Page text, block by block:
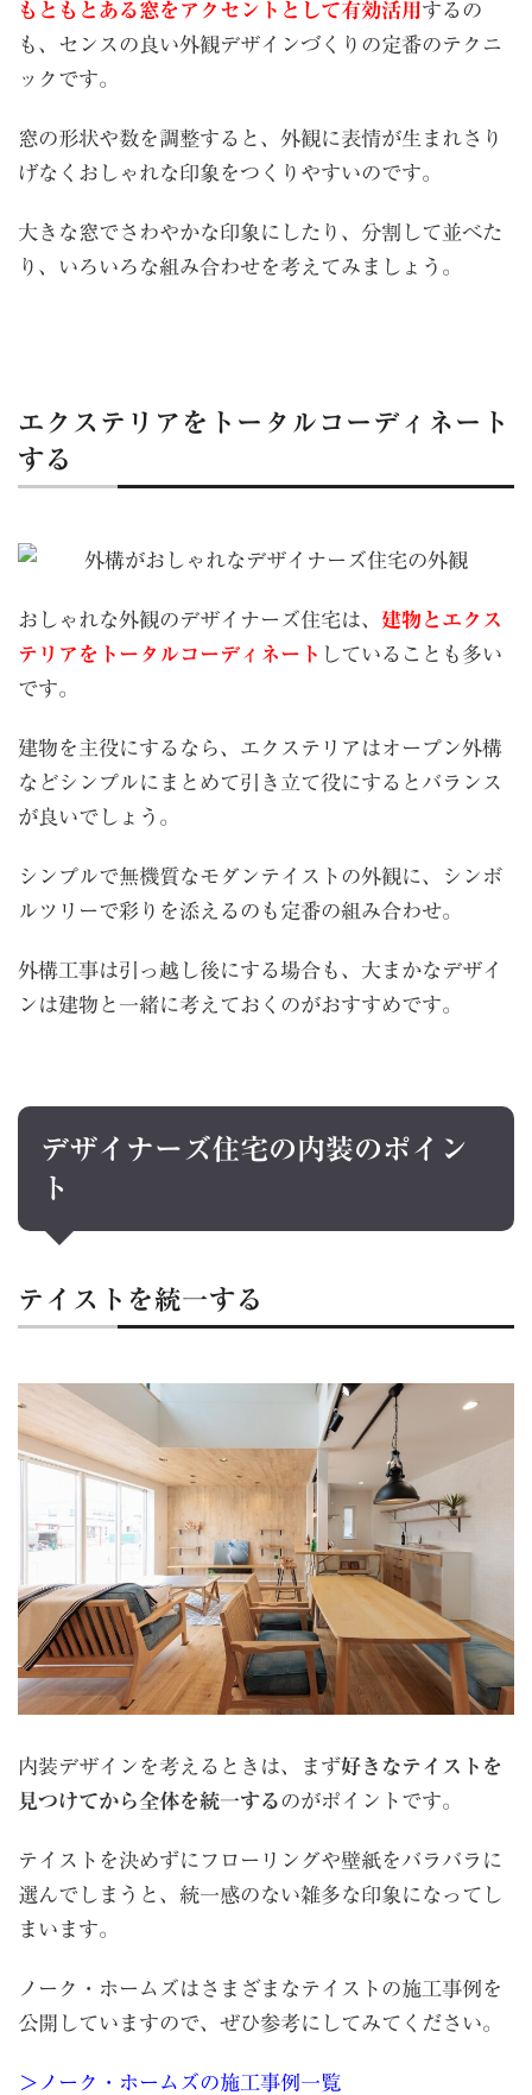
もともとある窓をアクセントとして有効活用するの
も、センスの良い外観デザインづくりの定番のテクニ
ックです。
窓の形状や数を調整すると、外観に表情が生まれさり
げなくおしゃれな印象をつくりやすいのです。
大きな窓でさわやかな印象にしたり、分割して並べた
り、いろいろな組み合わせを考えてみましょう。
エクステリアをトータルコーディネート
する
おしゃれな外観のデザイナーズ住宅は、 建物とエクス
テリアをトータルコーディネート していることも多い
です。
建物を主役にするなら、エクステリアはオープン外構
などシンプルにまとめて引き立て役にするとバランス
が良いでしょう。
シンプルで無機質なモダンテイストの外観に、シンボ
ルツリーで彩りを添えるのも定番の組み合わせ。
外構工事は引っ越し後にする場合も、大まかなデザイ
ンは建物と一緒に考えておくのがおすすめです。
デザイナーズ住宅の内装のポイン
ト
テイストを統一する
内装デザインを考えるときは、まず好きなテイストを
見つけてから全体を統一するのがポイントです。
テイストを決めずにフローリングや壁紙をバラバラに
選んでしまうと、統一感のない雑多な印象になってし
まいます。
ノーク・ホームズはさまざまなテイストの施工事例を
公開していますので、ぜひ参考にしてみてください。
＞ノーク・ホームズの施工事例一覧